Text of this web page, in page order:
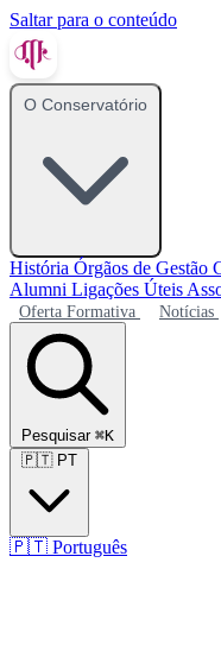
Saltar para o conteúdo
O Conservatório
História Órgãos de Gestão
Alumni Ligações Úteis
Oferta Formativa Notícias
Pesquisar ⌘K
🇵🇹 PT
🇵🇹 Português